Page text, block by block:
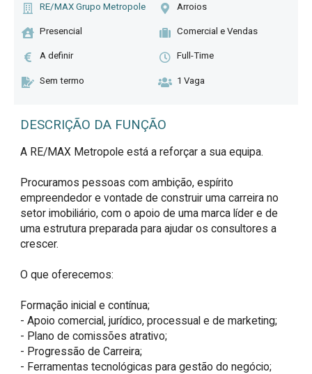
RE/MAX Grupo Metropole Arroios
Presencial Comercial e Vendas
A definir Full-Time
Sem termo 1 Vaga
DESCRIÇÃO DA FUNÇÃO
A RE/MAX Metropole está a reforçar a sua equipa.
Procuramos pessoas com ambição, espírito
empreendedor e vontade de construir uma carreira no
setor imobiliário, com o apoio de uma marca líder e de
uma estrutura preparada para ajudar os consultores a
crescer.
O que oferecemos:
Formação inicial e contínua;
- Apoio comercial, jurídico, processual e de marketing;
- Plano de comissões atrativo;
- Progressão de Carreira;
- Ferramentas tecnológicas para gestão do negócio;